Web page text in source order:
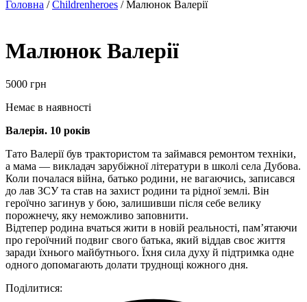
Головна /Childrenheroes / Малюнок Валерії
Малюнок Валерії
5000 грн
Немає в наявності
Валерія. 10 років
Тато Валерії був трактористом та займався ремонтом техніки,
а мама — викладач зарубіжної літератури в школі села Дубова.
Коли почалася війна, батько родини, не вагаючись, записався
до лав ЗСУ та став на захист родини та рідної землі. Він
героїчно загинув у бою, залишивши після себе велику
порожнечу, яку неможливо заповнити.
Відтепер родина вчаться жити в новій реальності, пам’ятаючи
про героїчний подвиг свого батька, який віддав своє життя
заради їхнього майбутнього. Їхня сила духу й підтримка одне
одного допомагають долати труднощі кожного дня.
Поділитися: